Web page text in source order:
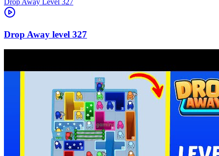
Level 327
327